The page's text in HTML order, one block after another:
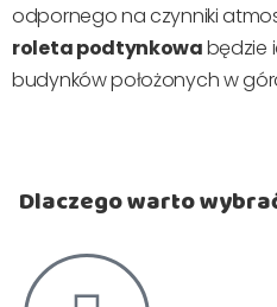
odpornego na czynniki
roleta podtynkowabędzie
budynków położonych w
Dlaczego warto